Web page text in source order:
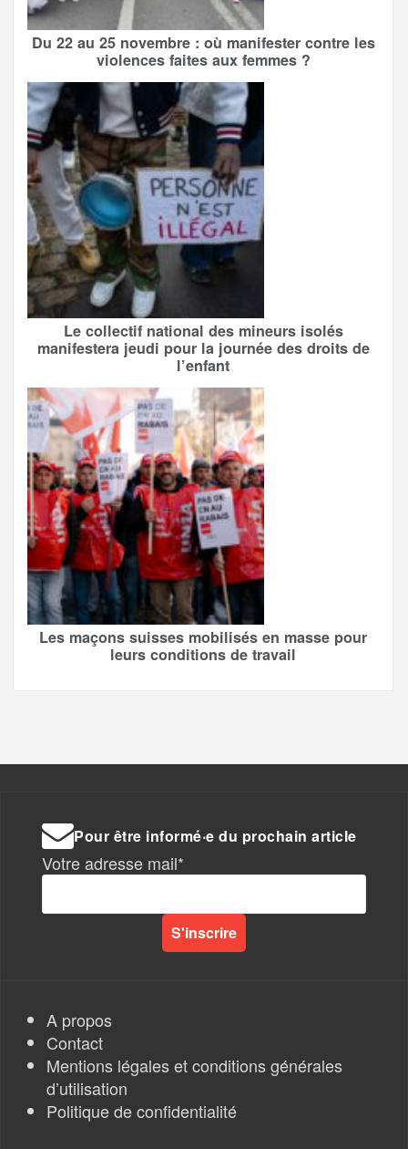
Du 22 au 25 novembre : où manifester contre les
violences faites aux femmes ?
Le collectif national des mineurs isolés
manifestera jeudi pour la journée des droits de
l’enfant
Les maçons suisses mobilisés en masse pour
leurs conditions de travail
Pour être informé·e du prochain article
Votre adresse mail*
A propos
Contact
Mentions légales et conditions générales
d’utilisation
Politique de confidentialité